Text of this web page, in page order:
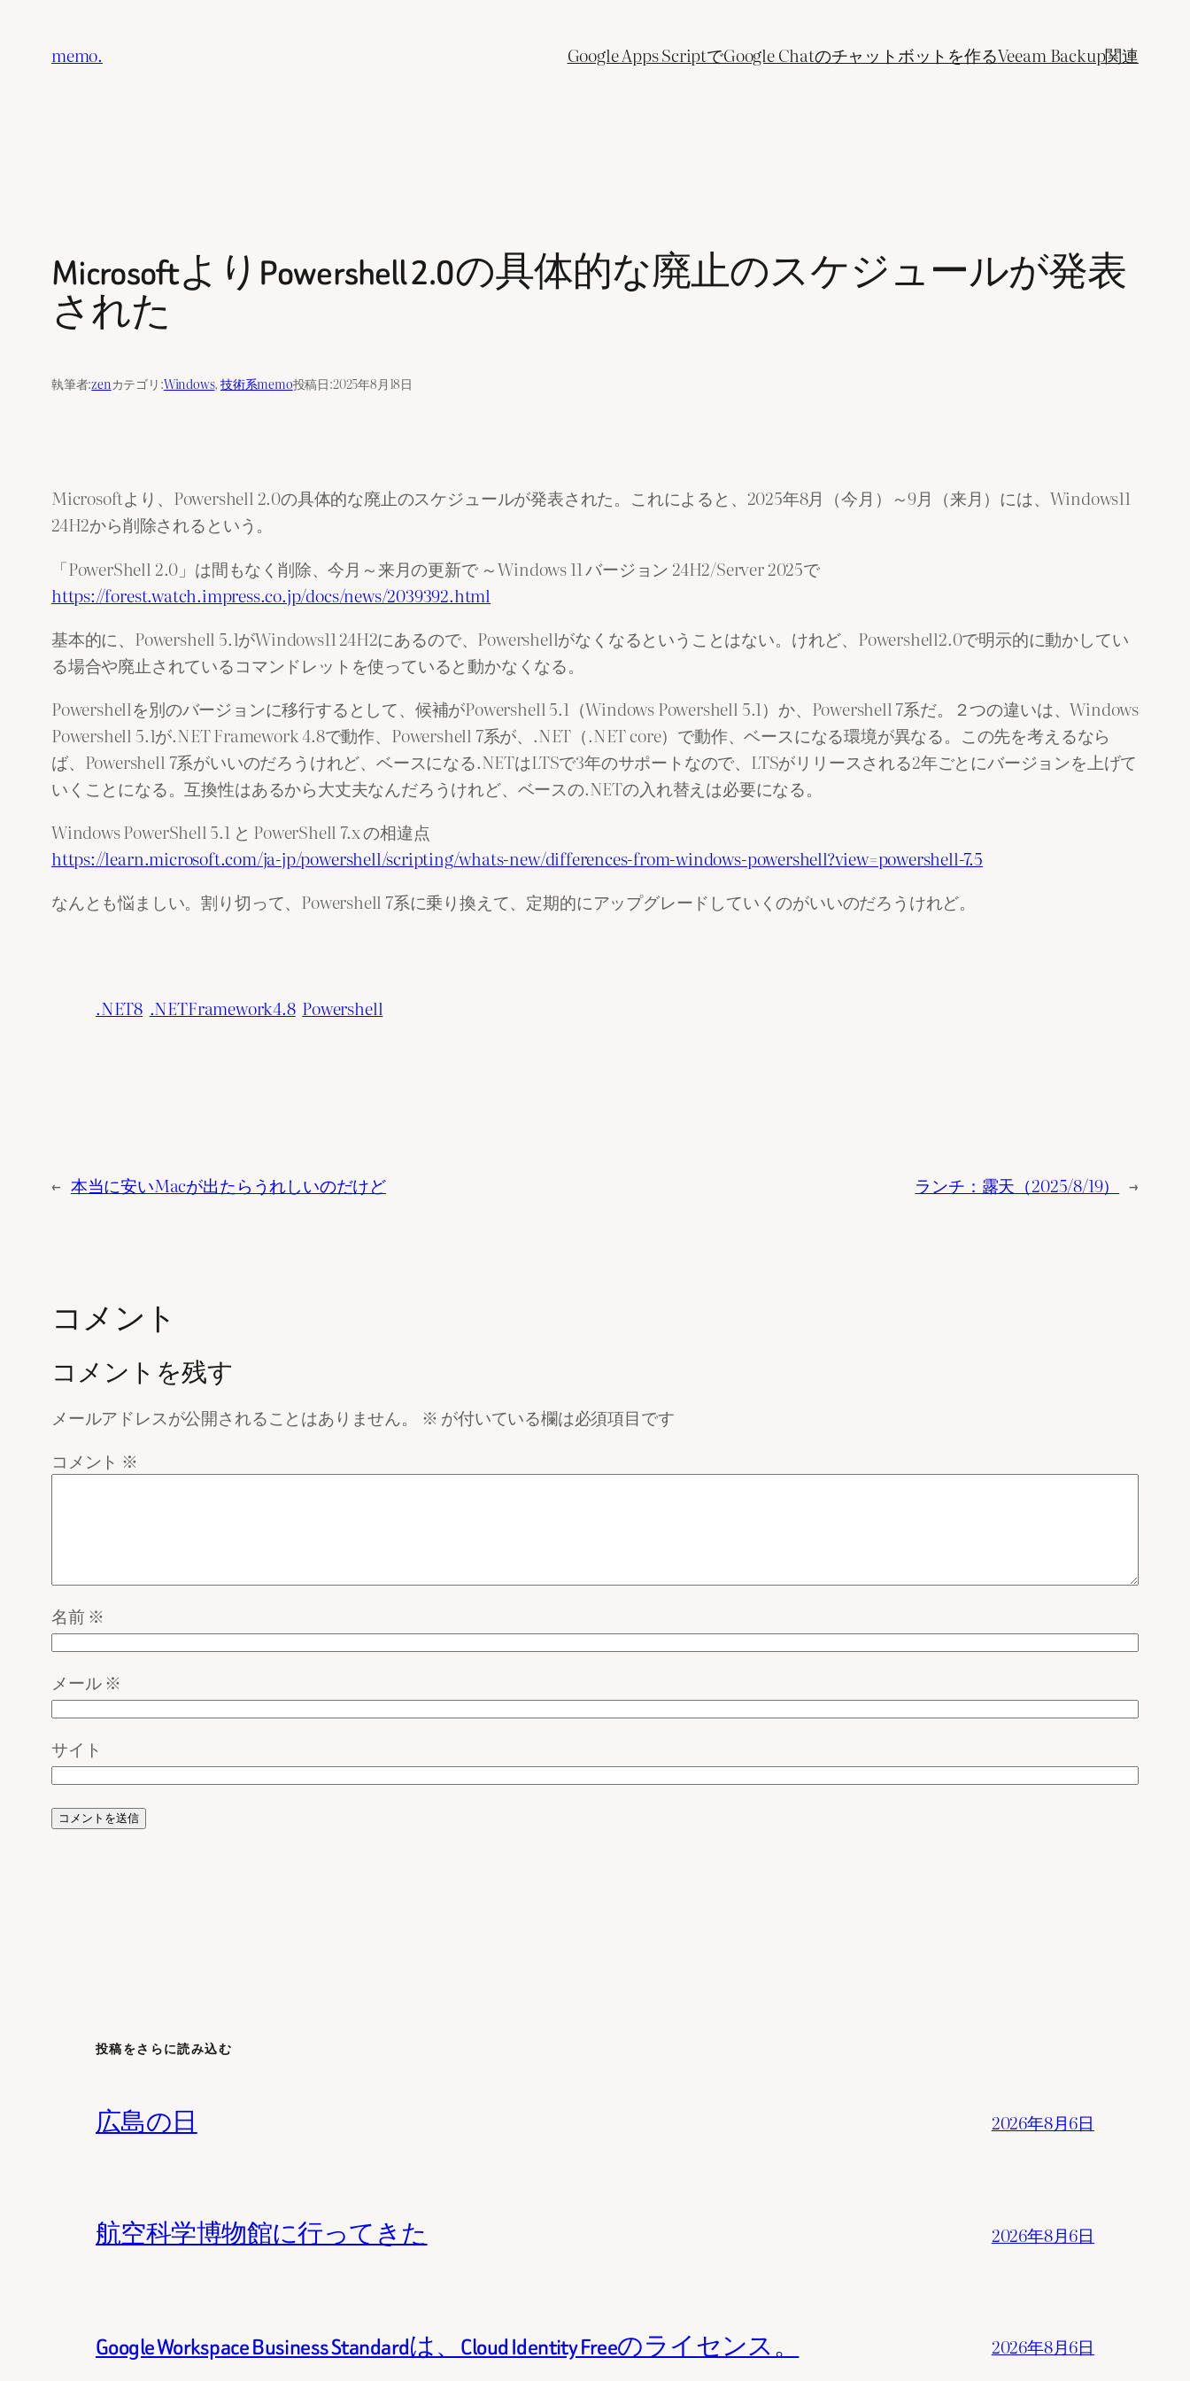
memo. Google Apps ScriptでGoogle Chatのチャットボットを作るVeeam Backup関連
MicrosoftよりPowershell 2.0の具体的な廃止のスケジュールが発表
された
執筆者:zenカテゴリ:Windows, 技術系memo投稿日:2025年8月18日
Microsoftより、Powershell 2.0の具体的な廃止のスケジュールが発表された。これによると、2025年8月（今月）～9月（来月）には、Windows11
24H2から削除されるという。
「PowerShell 2.0」は間もなく削除、今月～来月の更新で ～Windows 11 バージョン 24H2/Server 2025で
https://forest.watch.impress.co.jp/docs/news/2039392.html
基本的に、Powershell 5.1がWindows11 24H2にあるので、Powershellがなくなるということはない。けれど、Powershell2.0で明示的に動かしてい
る場合や廃止されているコマンドレットを使っていると動かなくなる。
Powershellを別のバージョンに移行するとして、候補がPowershell 5.1（Windows Powershell 5.1）か、Powershell 7系だ。２つの違いは、Windows
Powershell 5.1が.NET Framework 4.8で動作、Powershell 7系が、.NET（.NET core）で動作、ベースになる環境が異なる。この先を考えるなら
ば、Powershell 7系がいいのだろうけれど、ベースになる.NETはLTSで3年のサポートなので、LTSがリリースされる2年ごとにバージョンを上げて
いくことになる。互換性はあるから大丈夫なんだろうけれど、ベースの.NETの入れ替えは必要になる。
Windows PowerShell 5.1 と PowerShell 7.x の相違点
https://learn.microsoft.com/ja-jp/powershell/scripting/whats-new/differences-from-windows-powershell?view=powershell-7.5
なんとも悩ましい。割り切って、Powershell 7系に乗り換えて、定期的にアップグレードしていくのがいいのだろうけれど。
.NET8 .NETFramework4.8 Powershell
← 本当に安いMacが出たらうれしいのだけど ランチ：露天（2025/8/19） →
コメント
コメントを残す
メールアドレスが公開されることはありません。 ※ が付いている欄は必須項目です
コメント ※
名前※
メール※
サイト
投稿をさらに読み込む
広島の日 2026年8月6日
航空科学博物館に行ってきた 2026年8月6日
Google Workspace Business Standardは、Cloud Identity Freeのライセンス。 2026年8月6日